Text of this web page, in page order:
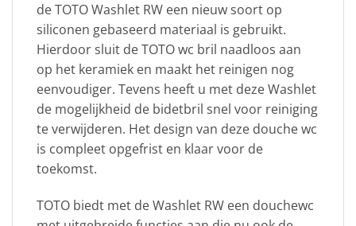
de TOTO Washlet RW een nieuw soort op
siliconen gebaseerd materiaal is gebruikt.
Hierdoor sluit de TOTO wc bril naadloos aan
op het keramiek en maakt het reinigen nog
eenvoudiger. Tevens heeft u met deze Washlet
de mogelijkheid de bidetbril snel voor reiniging
te verwijderen. Het design van deze douche wc
is compleet opgefrist en klaar voor de
toekomst.
TOTO biedt met de Washlet RW een douchewc